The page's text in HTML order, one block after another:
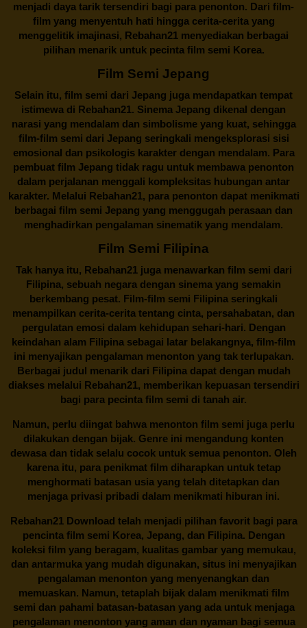
menjadi daya tarik tersendiri bagi para penonton. Dari film-
film yang menyentuh hati hingga cerita-cerita yang
menggelitik imajinasi, Rebahan21 menyediakan berbagai
pilihan menarik untuk pecinta film semi Korea.
Film Semi Jepang
Selain itu, film semi dari Jepang juga mendapatkan tempat
istimewa di Rebahan21. Sinema Jepang dikenal dengan
narasi yang mendalam dan simbolisme yang kuat, sehingga
film-film semi dari Jepang seringkali mengeksplorasi sisi
emosional dan psikologis karakter dengan mendalam. Para
pembuat film Jepang tidak ragu untuk membawa penonton
dalam perjalanan menggali kompleksitas hubungan antar
karakter. Melalui Rebahan21, para penonton dapat menikmati
berbagai film semi Jepang yang menggugah perasaan dan
menghadirkan pengalaman sinematik yang mendalam.
Film Semi Filipina
Tak hanya itu, Rebahan21juga menawarkan film semi dari
Filipina, sebuah negara dengan sinema yang semakin
berkembang pesat. Film-film semi Filipina seringkali
menampilkan cerita-cerita tentang cinta, persahabatan, dan
pergulatan emosi dalam kehidupan sehari-hari. Dengan
keindahan alam Filipina sebagai latar belakangnya, film-film
ini menyajikan pengalaman menonton yang tak terlupakan.
Berbagai judul menarik dari Filipina dapat dengan mudah
diakses melalui Rebahan21, memberikan kepuasan tersendiri
bagi para pecinta film semi di tanah air.
Namun, perlu diingat bahwa menonton film semi juga perlu
dilakukan dengan bijak. Genre ini mengandung konten
dewasa dan tidak selalu cocok untuk semua penonton. Oleh
karena itu, para penikmat film diharapkan untuk tetap
menghormati batasan usia yang telah ditetapkan dan
menjaga privasi pribadi dalam menikmati hiburan ini.
Rebahan21Download telah menjadi pilihan favorit bagi para
pencinta film semi Korea, Jepang, dan Filipina. Dengan
koleksi film yang beragam, kualitas gambar yang memukau,
dan antarmuka yang mudah digunakan, situs ini menyajikan
pengalaman menonton yang menyenangkan dan
memuaskan. Namun, tetaplah bijak dalam menikmati film
semi dan pahami batasan-batasan yang ada untuk menjaga
pengalaman menonton yang aman dan nyaman bagi semua